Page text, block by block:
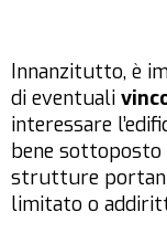
Innanzitutto, è
di eventuali
interessare
bene
strutture
limitato o